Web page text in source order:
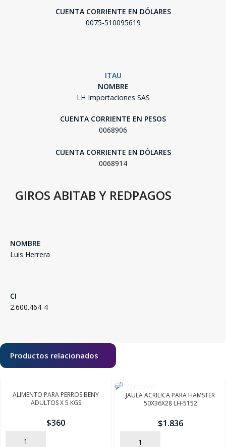
CUENTA CORRIENTE EN DÓLARES
0075-510095619
ITAU
NOMBRE
LH Importaciones SAS
CUENTA CORRIENTE EN PESOS
0068906
CUENTA CORRIENTE EN DÓLARES
0068914
GIROS ABITAB Y REDPAGOS
NOMBRE
Luis Herrera
CI
2.600.464-4
Productos relacionados
ALIMENTO PARA PERROS BENY
ADULTOS X 5 KGS
$360
AÑADIR
JAULA ACRILICA PARA HAMSTER
50X36X28 LH-5152
$1.836
AÑADIR